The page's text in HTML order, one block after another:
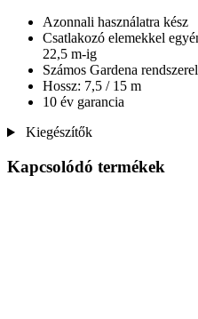
Azonnali használatra kész
Csatlakozó elemekkel
22,5 m-ig
Számos Gardena
Hossz: 7,5 / 15 m
10 év garancia
Kiegészítők
Kapcsolódó termékek